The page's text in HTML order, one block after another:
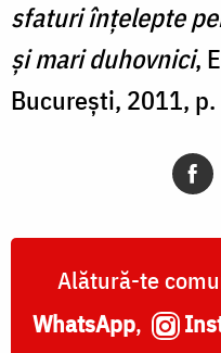
sfaturi înţelepte
şi mari duhovnici,
Bucureşti, 2011,
Alătură-te
WhatsApp,